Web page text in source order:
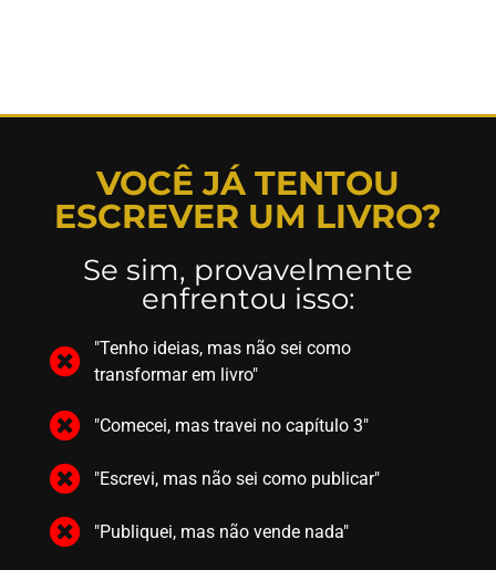
VOCÊ JÁ TENTOU
ESCREVER UM LIVRO?
Se sim, provavelmente
enfrentou isso:
"Tenho ideias, mas não sei como
transformar em livro"
"Comecei, mas travei no capítulo 3"
"Escrevi, mas não sei como publicar"
"Publiquei, mas não vende nada"